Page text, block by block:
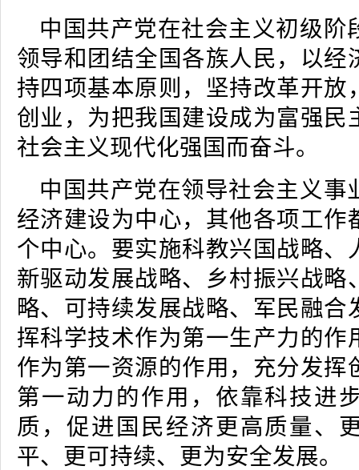
中国共产党在社会主义初级阶
领导和团结全国各族人民，以经
持四项基本原则，坚持改革开放
创业，为把我国建设成为富强民
社会主义现代化强国而奋斗。
中国共产党在领导社会主义事
经济建设为中心，其他各项工作
个中心。要实施科教兴国战略、
新驱动发展战略、乡村振兴战略
略、可持续发展战略、军民融合
挥科学技术作为第一生产力的作
作为第一资源的作用，充分发挥
第一动力的作用，依靠科技进
质，促进国民经济更高质量、
平、更可持续、更为安全发展。